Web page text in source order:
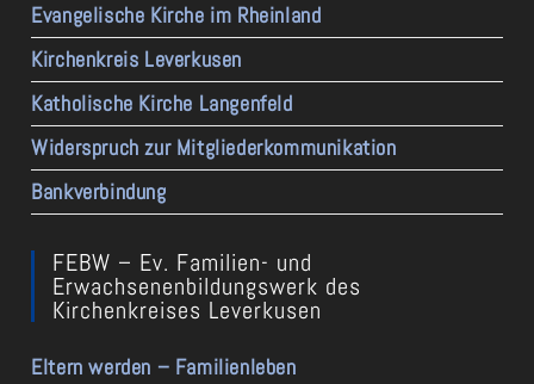
Evangelische Kirche im Rheinland
Kirchenkreis Leverkusen
Katholische Kirche Langenfeld
Widerspruch zur Mitgliederkommunikation
Bankverbindung
FEBW – Ev. Familien- und
Erwachsenenbildungswerk des
Kirchenkreises Leverkusen
Eltern werden – Familienleben